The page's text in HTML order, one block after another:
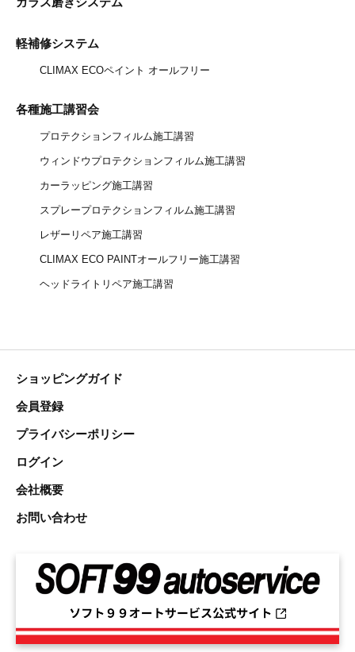
軽補修システム
CLIMAX ECOペイント オールフリー
各種施工講習会
プロテクションフィルム施工講習
ウィンドウプロテクションフィルム施工講習
カーラッピング施工講習
スプレープロテクションフィルム施工講習
レザーリペア施工講習
CLIMAX ECO PAINTオールフリー施工講習
ヘッドライトリペア施工講習
ショッピングガイド
会員登録
プライバシーポリシー
ログイン
会社概要
お問い合わせ